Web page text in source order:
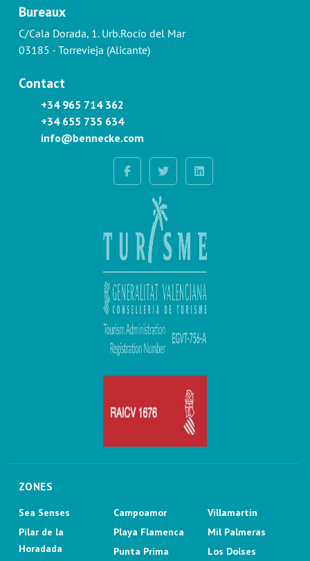
Bureaux
C/Cala Dorada, 1. Urb.Rocío del Mar
03185 - Torrevieja (Alicante)
Contact
+34 965 714 362
+34 655 735 634
info@bennecke.com
ZONES
Sea Senses
Pilar de la
Horadada
Campoamor
Playa Flamenca
Punta Prima
Villamartin
Mil Palmeras
Los Dolses